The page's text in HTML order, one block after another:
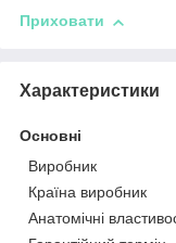
Приховати
Характеристики
Основні
Виробник
Країна виробник
Анатомічні